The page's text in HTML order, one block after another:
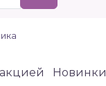
Новинки